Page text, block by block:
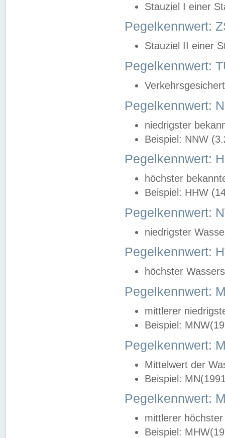
Stauziel I einer
Pegelkennwert:
Stauziel II einer
Pegelkennwert:
Pegelkennwert:
niedrigster
Beispiel: NNW
Pegelkennwert:
höchster
Beispiel: HHW
Pegelkennwert:
niedrigster
Pegelkennwert:
höchster
Pegelkennwert:
mittlerer
Beispiel:
Pegelkennwert:
Mittelwert der
Beispiel:
Pegelkennwert:
mittlerer
Beispiel: